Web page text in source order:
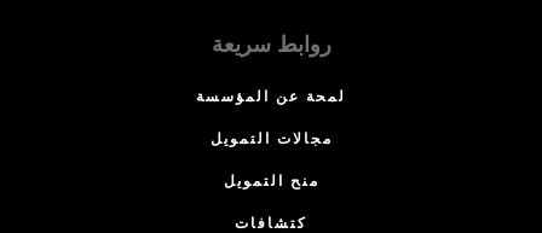
روابط سريعة
لمحة عن المؤسسة
مجالات التمويل
منح التمويل
كتشافات